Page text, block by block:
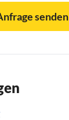
senden